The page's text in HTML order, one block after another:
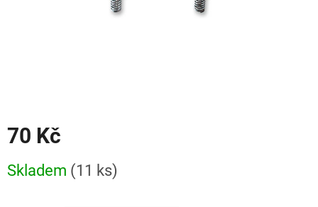
70 Kč
cena:
Skladem (11 ks)